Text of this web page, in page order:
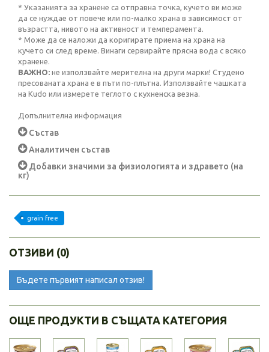
* Указанията за хранене са отправна точка, кучето ви може
да се нуждае от повече или по-малко храна в зависимост от
възрастта, нивото на активност и темперамента.
* Може да се наложи да коригирате приема на храна на
кучето си след време. Винаги сервирайте прясна вода с всяко
хранене.
ВАЖНО: не използвайте мерителна на други марки! Студено
пресованата храна е в пъти по-плътна. Използвайте чашката
на Kudo или измерете теглото с кухненска везна.
Допълнителна информация
Състав
Аналитичен състав
Добавки значими за физиологията и здравето (на
кг)
grain free
ОТЗИВИ (0)
Бъдете първият написал отзив!
ОЩЕ ПРОДУКТИ В СЪЩАТА КАТЕГОРИЯ